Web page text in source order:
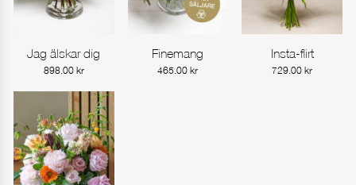
Gå till produkt
Jag älskar dig
898.00 kr
Gå till produkt
Finemang
465.00kr
Gå till produkt
Insta-flirt
729.00kr